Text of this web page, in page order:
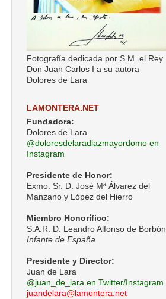
Fotografía dedicada por S.M. el Rey
Don Juan Carlos I a su autora
Dolores de Lara
LAMONTERA.NET
Fundadora:
Dolores de Lara
@doloresdelaradiazmayordomo en
Instagram
Presidente de Honor:
Exmo. Sr. D. José Mª Álvarez del
Manzano y López del Hierro
Miembro Honorífico:
S.A.R. D. Leandro Alfonso de Borbón,
Infante de España
Presidente y Director:
Juan de Lara
@juan_de_lara en Twitter/Instagram
juandelara@lamontera.net